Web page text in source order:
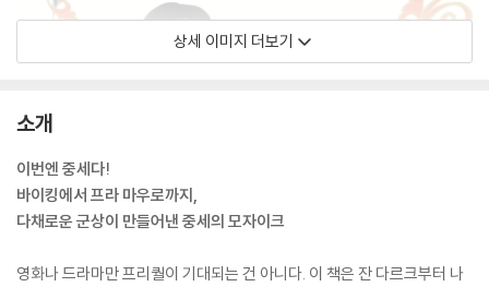
상세 이미지 더보기
소개
이번엔 중세다!
바이킹에서 프라 마우로까지,
다채로운 군상이 만들어낸 중세의 모자이크
영화나 드라마만 프리퀄이 기대되는 건 아니다. 이 책은 잔 다르크부터 나